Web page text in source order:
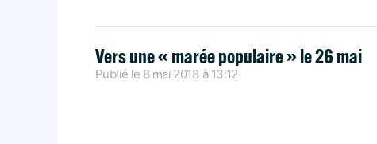
Vers une « marée populaire » le 26 mai
Publié le 8 mai 2018 à 13:12